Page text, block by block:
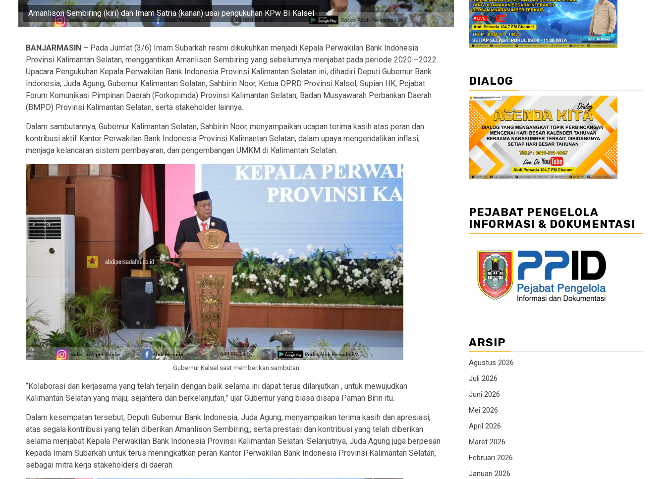
Amanlison Sembiring (kiri) dan Imam Satria (kanan) usai pengukuhan KPw BI Kalsel
BANJARMASIN – Pada Jum’at (3/6) Imam Subarkah resmi dikukuhkan menjadi Kepala Perwakilan Bank Indonesia
Provinsi Kalimantan Selatan, menggantikan Amanlison Sembiring yang sebelumnya menjabat pada periode 2020 –2022.
Upacara Pengukuhan Kepala Perwakilan Bank Indonesia Provinsi Kalimantan Selatan ini, dihadiri Deputi Gubernur Bank
Indonesia, Juda Agung, Gubernur Kalimantan Selatan, Sahbirin Noor, Ketua DPRD Provinsi Kalsel, Supian HK, Pejabat
Forum Komunikasi Pimpinan Daerah (Forkopimda) Provinsi Kalimantan Selatan, Badan Musyawarah Perbankan Daerah
(BMPD) Provinsi Kalimantan Selatan, serta stakeholder lainnya.
Dalam sambutannya, Gubernur Kalimantan Selatan, Sahbirin Noor, menyampaikan ucapan terima kasih atas peran dan
kontribusi aktif Kantor Perwakilan Bank Indonesia Provinsi Kalimantan Selatan, dalam upaya mengendalikan inflasi,
menjaga kelancaran sistem pembayaran, dan pengembangan UMKM di Kalimantan Selatan.
Gubernur Kalsel saat memberikan sambutan
“Kolaborasi dan kerjasama yang telah terjalin dengan baik selama ini dapat terus dilanjutkan , untuk mewujudkan
Kalimantan Selatan yang maju, sejahtera dan berkelanjutan,” ujar Gubernur yang biasa disapa Paman Birin itu.
Dalam kesempatan tersebut, Deputi Gubernur Bank Indonesia, Juda Agung, menyampaikan terima kasih dan apresiasi,
atas segala kontribusi yang telah diberikan Amanlison Sembiring,, serta prestasi dan kontribusi yang telah diberikan
selama menjabat Kepala Perwakilan Bank Indonesia Provinsi Kalimantan Selatan. Selanjutnya, Juda Agung juga berpesan
kepada Imam Subarkah untuk terus meningkatkan peran Kantor Perwakilan Bank Indonesia Provinsi Kalimantan Selatan,
sebagai mitra kerja stakeholders di daerah.
DIALOG
PEJABAT PENGELOLA
INFORMASI & DOKUMENTASI
ARSIP
Agustus 2026
Juli 2026
Juni 2026
Mei 2026
April 2026
Maret 2026
Februari 2026
Januari 2026